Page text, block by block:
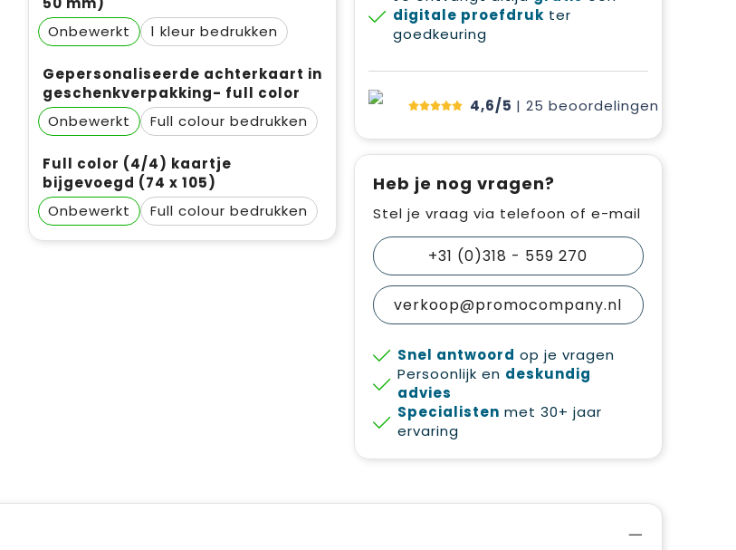
Onbewerkt
1
Gepersonaliseerde achterkaart in
geschenkverpakking- full color
Onbewerkt
Full colour
Full color (4/4) kaartje
bijgevoegd (74 x 105)
Onbewerkt
Full colour
digitale proefdruk ter
goedkeuring
4,6/5 | 25 beoordelingen
Heb je nog vragen?
Stel je vraag via telefoon of e-mail
+31 (0)318 - 559 270
verkoop@promocompany.nl
Snel antwoord op je vragen
Persoonlijk en deskundig
advies
Specialisten met 30+ jaar
ervaring